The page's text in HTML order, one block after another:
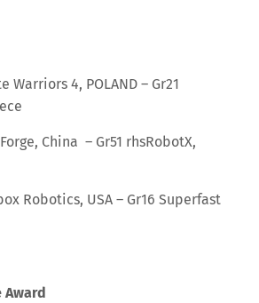
Warriors 4, POLAND – Gr21
China – Gr51 rhsRobotX,
Robotics, USA – Gr16 Superfast
Award